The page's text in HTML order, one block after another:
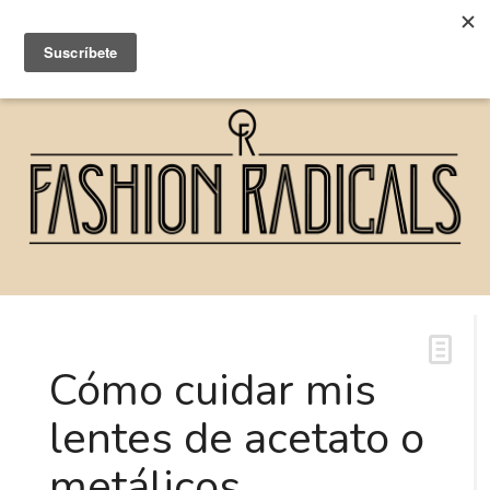
Cómo cuidar mis
lentes de acetato o